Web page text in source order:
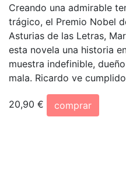
Creando una admirable
trágico, el Premio Nobel
Asturias de las Letras,
esta novela una historia
muestra indefinible,
mala. Ricardo ve
20,90 €
comprar